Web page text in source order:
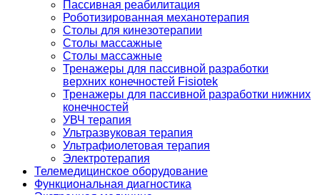
Пассивная реабилитация
Роботизированная механотерапия
Столы для кинезотерапии
Столы массажные
Столы массажные
Тренажеры для пассивной разработки
верхних конечностей Fisiotek
Тренажеры для пассивной разработки нижних
конечностей
УВЧ терапия
Ультразвуковая терапия
Ультрафиолетовая терапия
Электротерапия
Телемедицинское оборудование
Функциональная диагностика